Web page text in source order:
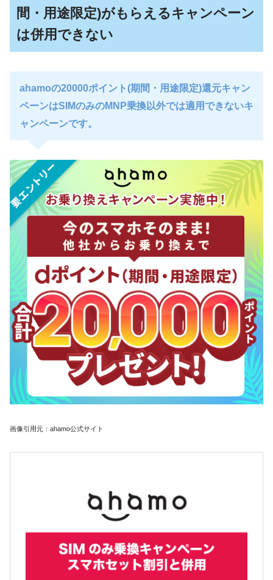
間・用途限定)がもらえるキャンペーン
は併用できない
ahamoの20000ポイント(期間・用途限定)還元キャン
ペーンはSIMのみのMNP乗換以外では適用できないキ
ャンペーンです。
画像引用元：ahamo公式サイト